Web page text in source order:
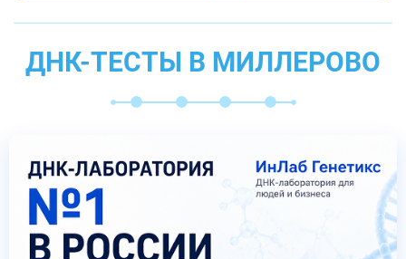
ДНК-ТЕСТЫ В МИЛЛЕРОВО